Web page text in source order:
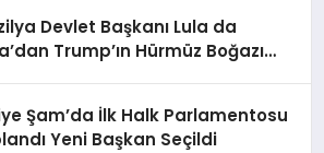
Devlet Başkanı Lula da
Trump’ın Hürmüz Boğazı
Şam’da İlk Halk Parlamentosu
Yeni Başkan Seçildi